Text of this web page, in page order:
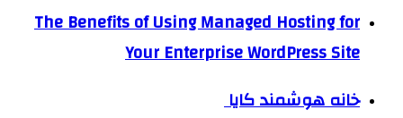
The Benefits of Using Managed Hosting for
Your Enterprise WordPress Site
خانه هوشمند کایا